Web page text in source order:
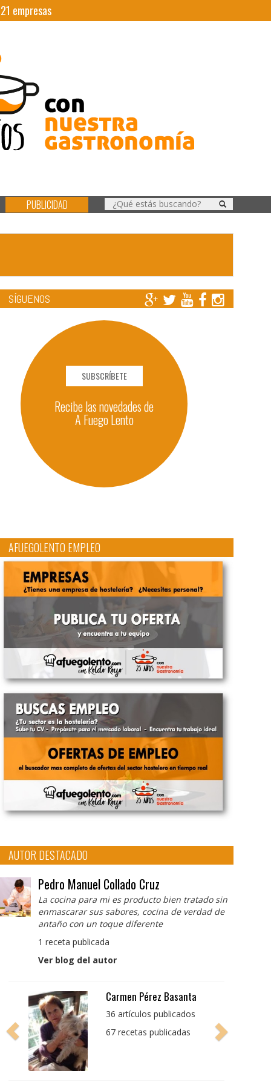
21 empresas
PUBLICIDAD
SÍGUENOS
SUBSCRÍBETE
Recibe las novedades de
A Fuego Lento
AFUEGOLENTO EMPLEO
AUTOR DESTACADO
Pedro Manuel Collado Cruz
La cocina para mi es producto bien tratado sin
enmascarar sus sabores, cocina de verdad de
antaño con un toque diferente
1 receta publicada
Ver blog del autor
Pedro Manuel Collado
Cruz
producto bien tratado